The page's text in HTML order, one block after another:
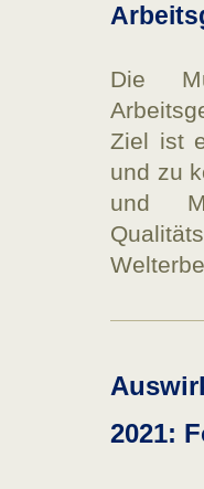
Die
Ziel ist
und zu
und
2021: